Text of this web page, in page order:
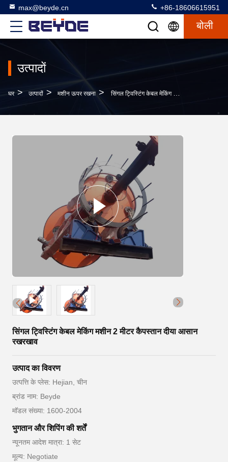
max@beyde.cn +86-18606615951
बोली
उत्पादों
घर > उत्पादों > मशीन ऊपर रखना > सिंगल ट्विस्टिंग केबल मेकिंग मशीन 2 मीटर कैपस्तान दीया आसान रखरखाव
सिंगल ट्विस्टिंग केबल मेकिंग मशीन 2 मीटर कैपस्तान दीया आसान
रखरखाव
उत्पाद का विवरण
उत्पत्ति के प्लेस: Hejian, चीन
ब्रांड नाम: Beyde
मॉडल संख्या: 1600-2004
भुगतान और शिपिंग की शर्तें
न्यूनतम आदेश मात्रा: 1 सेट
मूल्य: Negotiate